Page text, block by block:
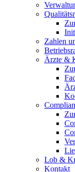
Zahlen
Ärzte &
Lob &
Kontakt